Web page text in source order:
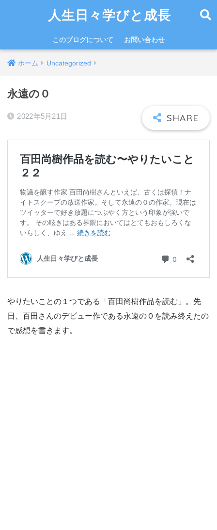
人生日々学びと成長
このブログについて お問い合わせ
ホーム Uncategorized
永遠の０
2022年5月21日
やりたいことの１つである「百田尚樹作品を読む」。先
日、百田さんのデビュー作である永遠の０を読み終えたの
で感想を書きます。